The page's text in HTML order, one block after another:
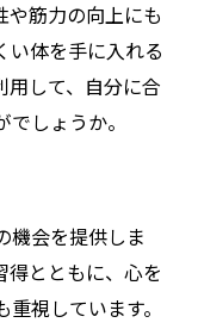
や筋力の向上にも
い体を手に入れる
用して、自分に合
しょうか。
機会を提供しま
得とともに、心を
視しています。